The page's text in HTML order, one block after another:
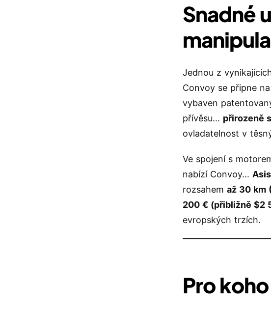
Snadné
Jednou z
Convoy se připne
vybaven
přívěsu... přirozeně
ovladatelnost v
Ve spojení s
nabízí Convoy...
rozsahemaž 30 km
200 € (přibližně $2
evropských trzích.
Pro